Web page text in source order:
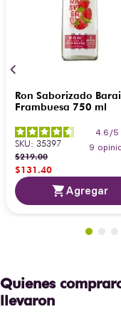
Ron Saborizado
Frambuesa 750 ml
4.6 /5
9
SKU: 35397
$219.00
$131.40
Agregar
Quienes
llevaron